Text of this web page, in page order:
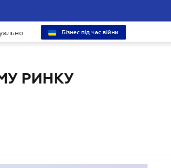
Бізнес під час війни
РИНКУ